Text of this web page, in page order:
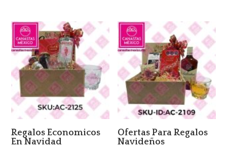
Regalos Economicos
En Navidad
Ofertas Para Regalos
Navideños